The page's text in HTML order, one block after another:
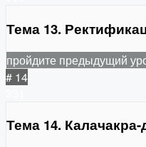
Тема 13.
пройдите предыдущий
# 14
Тема 14.